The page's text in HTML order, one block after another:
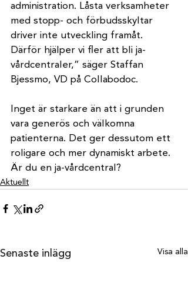
administration. Låsta verksamheter
med stopp- och förbudsskyltar
driver inte utveckling framåt.
Därför hjälper vi fler att bli ja-
vårdcentraler,” säger Staffan
Bjessmo, VD på Collabodoc.
Inget är starkare än att i grunden
vara generös och välkomna
patienterna. Det ger dessutom ett
roligare och mer dynamiskt arbete.
Är du en ja-vårdcentral?
Aktuellt
Senaste inlägg Visa alla